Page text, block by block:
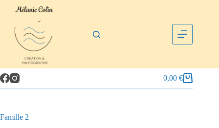
0,00€
Famille 2